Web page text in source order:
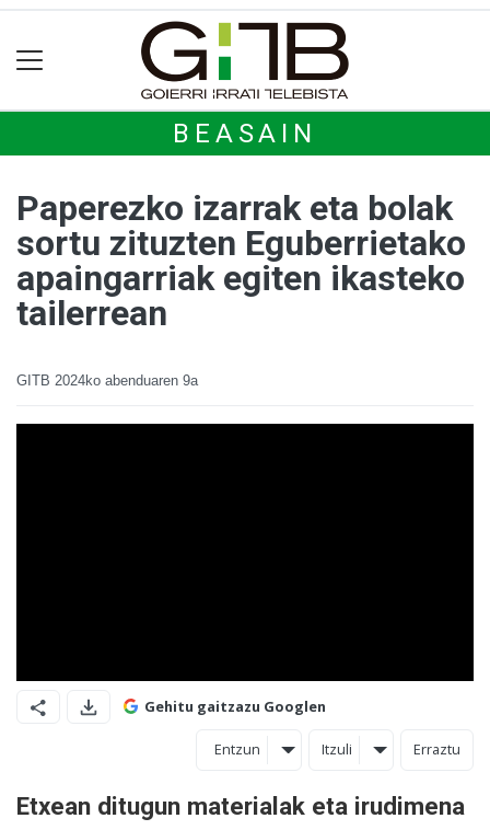
BEASAIN
Paperezko izarrak eta bolak
sortu zituzten Eguberrietako
apaingarriak egiten ikasteko
tailerrean
GITB 2024ko abenduaren 9a
Gehitu gaitzazu Googlen
Entzun Itzuli Erraztu
Etxean ditugun materialak eta irudimena